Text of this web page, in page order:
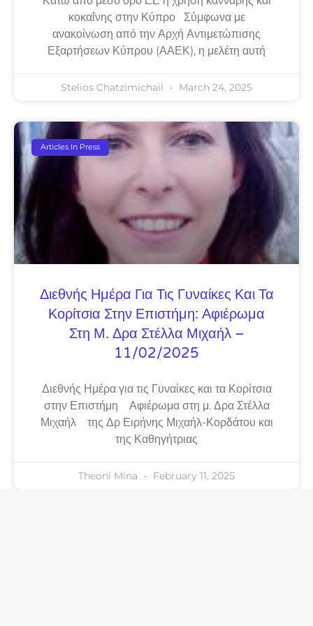
κοκαΐνης στην Κύπρο Σύμφωνα με
ανακοίνωση από την Αρχή Αντιμετώπισης
Εξαρτήσεων Κύπρου (ΑΑΕΚ), η μελέτη αυτή
Stelios Chatzimichail March 24, 2025
Articles In Press
Διεθνής Ημέρα Για Τις Γυναίκες Και Τα
Κορίτσια Στην Επιστήμη: Αφιέρωμα
Στη Μ. Δρα Στέλλα Μιχαήλ –
11/02/2025
Διεθνής Ημέρα για τις Γυναίκες και τα Κορίτσια
στην Επιστήμη Αφιέρωμα στη μ. Δρα Στέλλα
Μιχαήλ της Δρ Ειρήνης Μιχαήλ-Κορδάτου και
της Καθηγήτριας
Theoni Mina February 11, 2025